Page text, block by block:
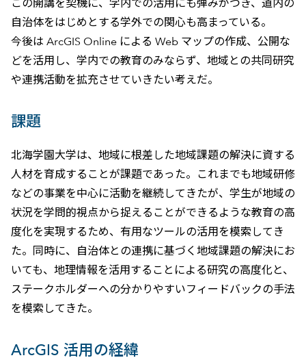
この開講を契機に、学内での活用にも弾みがつき、道内の
自治体をはじめとする学外での関心も高まっている。
今後は ArcGIS Online による Web マップの作成、公開な
どを活用し、学内での教育のみならず、地域との共同研究
や連携活動を拡充させていきたい考えだ。
課題
北海学園大学は、地域に根差した地域課題の解決に資する
人材を育成することが課題であった。これまでも地域研修
などの事業を中心に活動を継続してきたが、学生が地域の
状況を学問的視点から捉えることができるような教育の高
度化を実現するため、有用なツールの活用を模索してき
た。同時に、自治体との連携に基づく地域課題の解決にお
いても、地理情報を活用することによる研究の高度化と、
ステークホルダーへの分かりやすいフィードバックの手法
を模索してきた。
ArcGIS 活用の経緯